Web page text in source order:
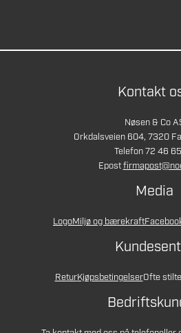
Kontakt
Nøsen & Co
Orkdalsveien 604, 7320
Telefon 72 46
Epost
Media
LogoMiljø og bærekraft
ReturKjøpsbetingelserOfte